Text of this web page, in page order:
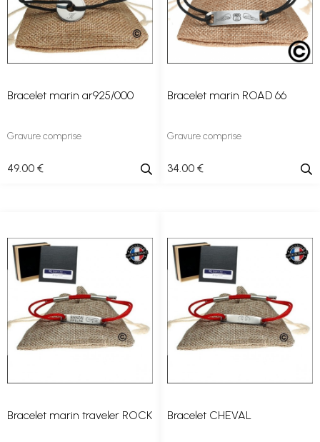
Bracelet marin ar925/000
Gravure comprise
49.00 €
Bracelet marin ROAD 66
Gravure comprise
34.00 €
Bracelet marin traveler ROCK Bracelet CHEVAL